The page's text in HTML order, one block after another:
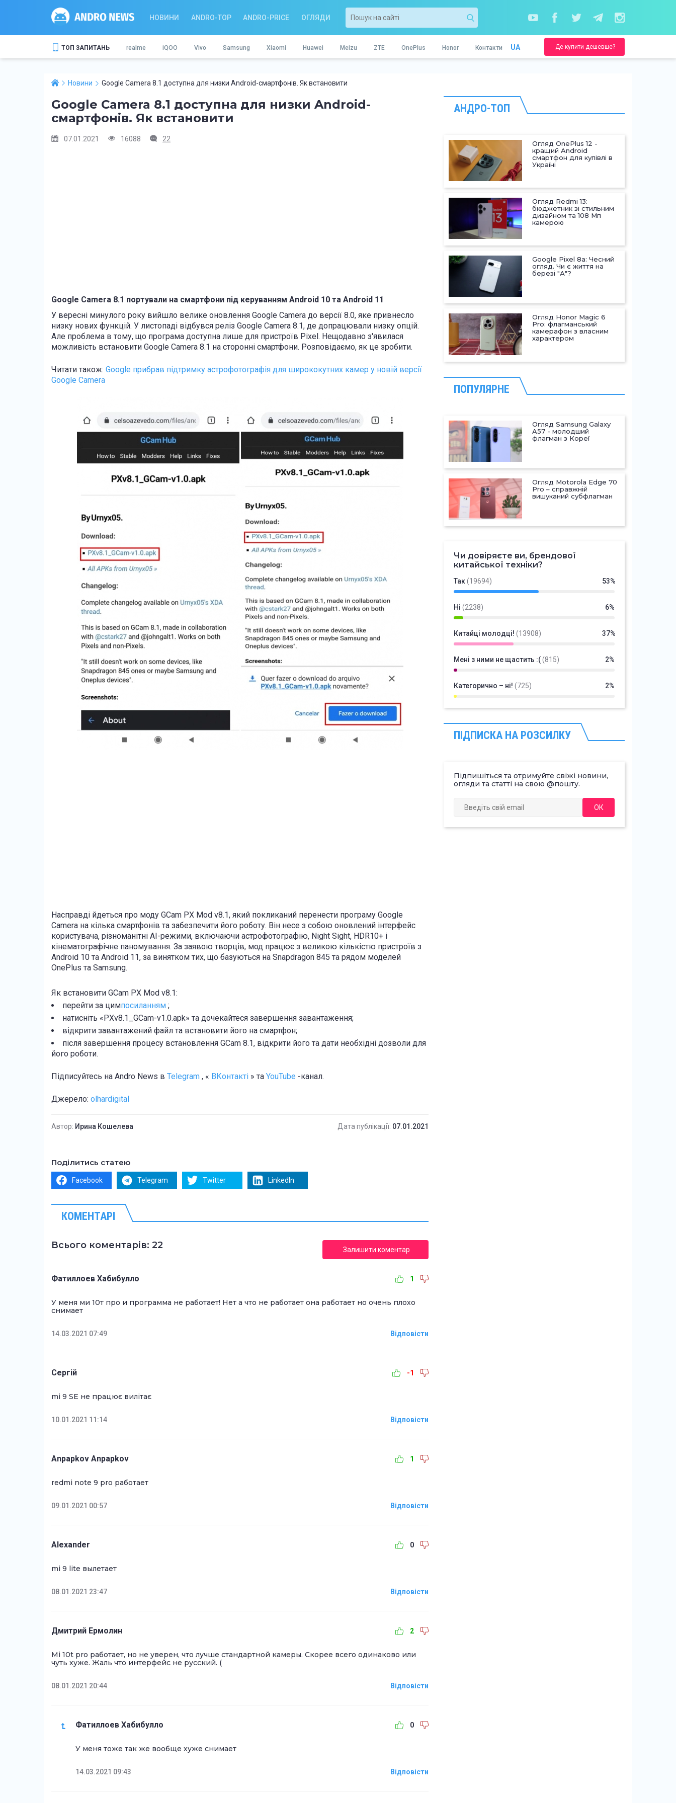
НОВИНИ ANDRO-TOP ANDRO-PRICE ОГЛЯДИ
ТОП ЗАПИТАНЬ realme iQOO Vivo Samsung Xiaomi Huawei Meizu ZTE OnePlus Honor Контакти UA Де купити дешевше?
Новини Google Camera 8.1 доступна для низки Android-смартфонів. Як встановити
Google Camera 8.1 доступна для низки Android-
смартфонів. Як встановити
07.01.2021 16088 22
Google Camera 8.1 портували на смартфони під керуванням Android 10 та Android 11
У вересні минулого року вийшло велике оновлення Google Camera до версії 8.0, яке привнесло
низку нових функцій. У листопаді відбувся реліз Google Сamera 8.1, де допрацювали низку опцій.
Але проблема в тому, що програма доступна лише для пристроїв Pixel. Нещодавно з'явилася
можливість встановити Google Camera 8.1 на сторонні смартфони. Розповідаємо, як це зробити.
Читати також: Google прибрав підтримку астрофотографія для ширококутних камер у новій версії
Google Camera
Насправді йдеться про моду GCam PX Mod v8.1, який покликаний перенести програму Google
Camera на кілька смартфонів та забезпечити його роботу. Він несе з собою оновлений інтерфейс
користувача, різноманітні AI-режими, включаючи астрофотографію, Night Sight, HDR10+ і
кінематографічне паномування. За заявою творців, мод працює з великою кількістю пристроїв з
Android 10 та Android 11, за винятком тих, що базуються на Snapdragon 845 та рядом моделей
OnePlus та Samsung.
Як встановити GCam PX Mod v8.1:
перейти за цимпосиланням ;
натисніть «PXv8.1_GCam-v1.0.apk» та дочекайтеся завершення завантаження;
відкрити завантажений файл та встановити його на смартфон;
після завершення процесу встановлення GCam 8.1, відкрити його та дати необхідні дозволи для
його роботи.
Підписуйтесь на Andro News в Telegram , « ВКонтакті » та YouTube -канал.
Джерело: olhardigital
Автор: Ирина Кошелева Дата публікації: 07.01.2021
Поділитись статею
Facebook Telegram Twitter LinkedIn
КОМЕНТАРІ
Всього коментарів: 22 Залишити коментар
Фатиллоев Хабибулло 1
У меня ми 10т про и программа не работает! Нет а что не работает она работает но очень плохо
снимает
14.03.2021 07:49 Відповісти
Сергій -1
mi 9 SE не працює вилітає
10.01.2021 11:14 Відповісти
Anpapkov Anpapkov 1
redmi note 9 pro работает
09.01.2021 00:57 Відповісти
Alexander 0
mi 9 lite вылетает
08.01.2021 23:47 Відповісти
Дмитрий Ермолин 2
Mi 10t pro работает, но не уверен, что лучше стандартной камеры. Скорее всего одинаково или
чуть хуже. Жаль что интерфейс не русский. (
08.01.2021 20:44 Відповісти
Фатиллоев Хабибулло 0
У меня тоже так же вообще хуже снимает
14.03.2021 09:43 Відповісти
АНДРО-ТОП
Огляд OnePlus 12 -
кращий Android
смартфон для купівлі в
Україні
Огляд Redmi 13:
бюджетник зі стильним
дизайном та 108 Мп
камерою
Google Pixel 8a: Чесний
огляд. Чи є життя на
березі "А"?
Огляд Honor Magic 6
Pro: флагманський
камерафон з власним
характером
ПОПУЛЯРНЕ
Огляд Samsung Galaxy
A57 - молодший
флагман з Кореї
Огляд Motorola Edge 70
Pro – справжній
вишуканий субфлагман
Чи довіряєте ви, брендової
китайської техніки?
Так(19694) 53%
Ні (2238) 6%
Китайці молодці! (13908) 37%
Мені з ними не щастить :((815) 2%
Категорично – ні! (725) 2%
ПІДПИСКА НА РОЗСИЛКУ
Підпишіться та отримуйте свіжі новини,
огляди та статті на свою @пошту.
ОК